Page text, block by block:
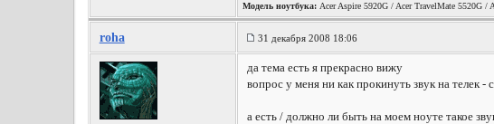
Модель ноутбука:Acer Aspire 5920G / Acer TravelMate 5520G /
roha 31 декабря 2008 18:06
да тема есть я прекрасно вижу
вопрос у меня ни как прокинуть звук на телек -
а есть / должно ли быть на моем ноуте такое